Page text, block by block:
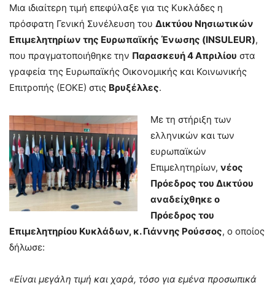
Μια ιδιαίτερη τιμή επεφύλαξε για τις Κυκλάδες η
πρόσφατη Γενική Συνέλευση του Δικτύου Νησιωτικών
Επιμελητηρίων της Ευρωπαϊκής Ένωσης (INSULEUR),
που πραγματοποιήθηκε την Παρασκευή 4 Απριλίου στα
γραφεία της Ευρωπαϊκής Οικονομικής και Κοινωνικής
Επιτροπής (ΕΟΚΕ) στις Βρυξέλλες.
Με τη στήριξη των
ελληνικών και των
ευρωπαϊκών
Επιμελητηρίων, νέος
Πρόεδρος του Δικτύου
αναδείχθηκε ο
Πρόεδρος του
Επιμελητηρίου Κυκλάδων, κ. Γιάννης Ρούσσος, ο οποίος
δήλωσε:
«Είναι μεγάλη τιμή και χαρά, τόσο για εμένα προσωπικά